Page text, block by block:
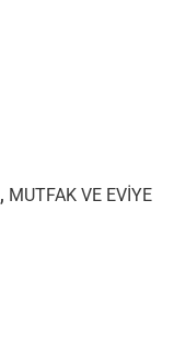
, MUTFAK VE EVİYE